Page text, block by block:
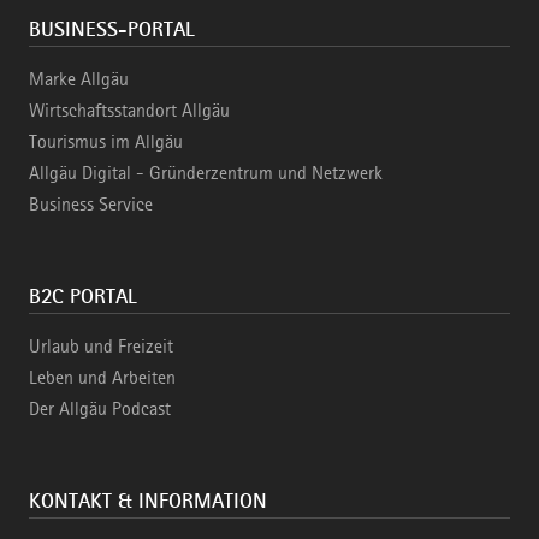
BUSINESS-PORTAL
Marke Allgäu
Wirtschaftsstandort Allgäu
Tourismus im Allgäu
Allgäu Digital - Gründerzentrum und Netzwerk
Business Service
B2C PORTAL
Urlaub und Freizeit
Leben und Arbeiten
Der Allgäu Podcast
KONTAKT & INFORMATION